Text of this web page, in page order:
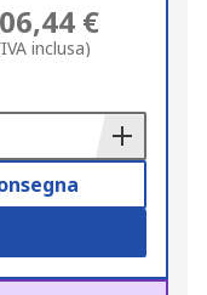
€
inclusa)